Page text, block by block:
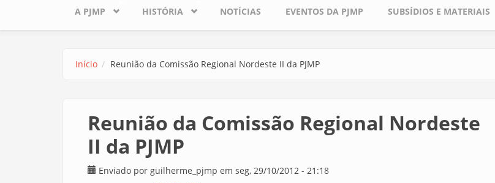
A PJMP HISTÓRIA NOTÍCIAS EVENTOS DA PJMP SUBSÍDIOS E MATERIAIS
Início Reunião da Comissão Regional Nordeste II da PJMP
Reunião da Comissão Regional Nordeste
II da PJMP
Enviado por guilherme_pjmp em seg, 29/10/2012 - 21:18